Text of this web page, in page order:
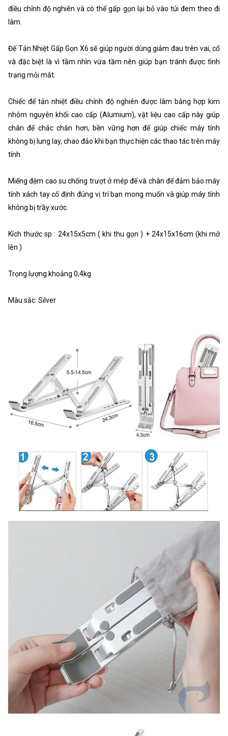
điều chỉnh độ nghiên và có thể gấp gọn lại bỏ vào túi đem theo đi
làm.
Đế Tản Nhiệt Gấp Gọn X6 sẽ giúp người dùng giảm đau trên vai, cổ
và đặc biệt là vì tầm nhìn vừa tầm nên giúp bạn tránh được tình
trạng mỏi mắt.
Chiếc đế tản nhiệt điều chỉnh độ nghiên được làm bằng hợp kim
nhôm nguyên khối cao cấp (Alumium), vật liệu cao cấp này giúp
chân đế chắc chắn hơn, bền vững hơn để giúp chiếc máy tính
không bị lung lay, chao đảo khi bạn thực hiện các thao tác trên máy
tính.
Miếng đệm cao su chống trượt ở mép đế và chân để đảm bảo máy
tính xách tay cố định đúng vị trí bạn mong muốn và giúp máy tính
không bị trầy xước.
Kích thước sp : 24x15x5cm ( khi thu gọn ) + 24x15x16cm (khi mở
lên )
Trọng lượng khoảng 0,4kg
Màu sắc: Silver